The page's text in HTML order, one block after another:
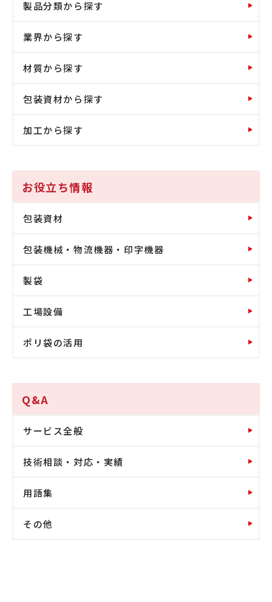
製品分類から探す
業界から探す
材質から探す
包装資材から探す
加工から探す
お役立ち情報
包装資材
包装機械・物流機器・印字機器
製袋
工場設備
ポリ袋の活用
Q&A
サービス全般
技術相談・対応・実績
用語集
その他